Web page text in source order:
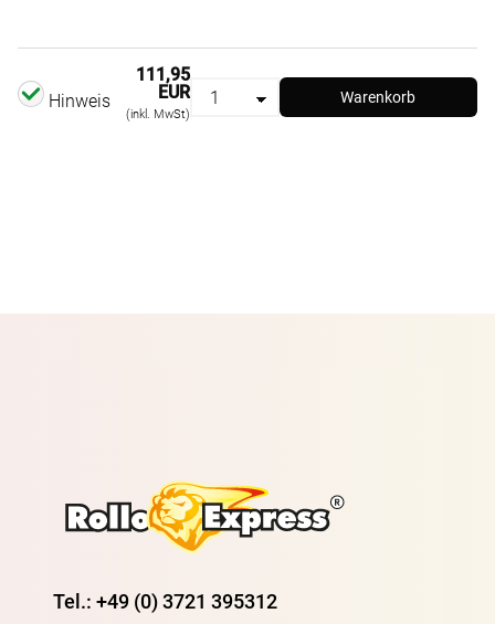
Hinweis
111,95
EUR
(inkl. MwSt)
Warenkorb
Tel.: +49 (0) 3721 395312